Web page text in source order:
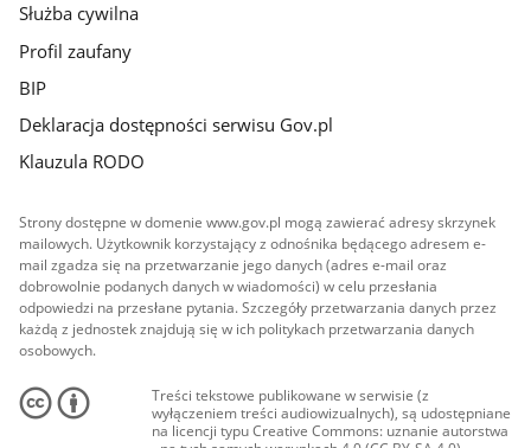
Służba cywilna
Profil zaufany
BIP
Deklaracja dostępności serwisu Gov.pl
Klauzula RODO
Strony dostępne w domenie www.gov.pl mogą zawierać adresy skrzynek
mailowych. Użytkownik korzystający z odnośnika będącego adresem e-
mail zgadza się na przetwarzanie jego danych (adres e-mail oraz
dobrowolnie podanych danych w wiadomości) w celu przesłania
odpowiedzi na przesłane pytania. Szczegóły przetwarzania danych przez
każdą z jednostek znajdują się w ich politykach przetwarzania danych
osobowych.
Treści tekstowe publikowane w serwisie (z
wyłączeniem treści audiowizualnych), są udostępniane
na licencji typu Creative Commons: uznanie autorstwa